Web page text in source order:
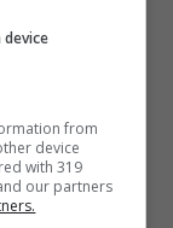
può
si
sta tutto,
entrare
che ha
from
device
with 319
our partners